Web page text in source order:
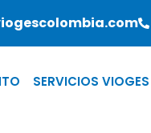
SERVICIOS VIOGES